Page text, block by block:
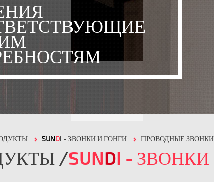
SUNDI - ЗВОНКИ И ГОНГИ ПРОВОДНЫЕ ЗВОНКИ
SUNDI -